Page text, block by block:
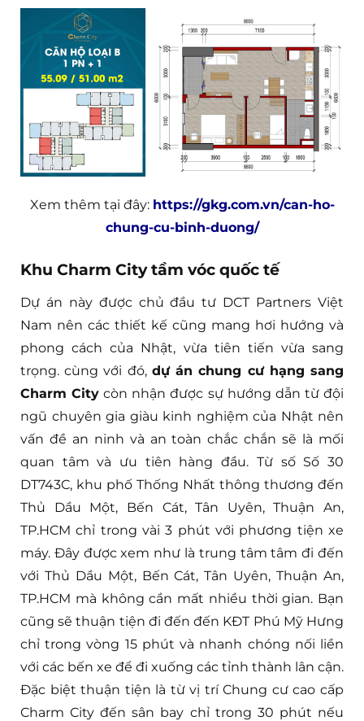
Xem thêm tại đây: https://gkg.com.vn/can-ho-
chung-cu-binh-duong/
Khu Charm City tầm vóc quốc tế
Dự án này được chủ đầu tư DCT Partners Việt
Nam nên các thiết kế cũng mang hơi hướng và
phong cách của Nhật, vừa tiên tiến vừa sang
trọng. cùng với đó, dự án chung cư hạng sang
Charm City còn nhận được sự hướng dẫn từ đội
ngũ chuyên gia giàu kinh nghiệm của Nhật nên
vấn đề an ninh và an toàn chắc chắn sẽ là mối
quan tâm và ưu tiên hàng đầu. Từ số Số 30
DT743C, khu phố Thống Nhất thông thương đến
Thủ Dầu Một, Bến Cát, Tân Uyên, Thuận An,
TP.HCM chỉ trong vài 3 phút với phương tiện xe
máy. Đây được xem như là trung tâm tâm đi đến
với Thủ Dầu Một, Bến Cát, Tân Uyên, Thuận An,
TP.HCM mà không cần mất nhiều thời gian. Bạn
cũng sẽ thuận tiện đi đến đến KĐT Phú Mỹ Hưng
chỉ trong vòng 15 phút và nhanh chóng nối liền
với các bến xe để đi xuống các tỉnh thành lân cận.
Đặc biệt thuận tiện là từ vị trí Chung cư cao cấp
Charm City đến sân bay chỉ trong 30 phút nếu